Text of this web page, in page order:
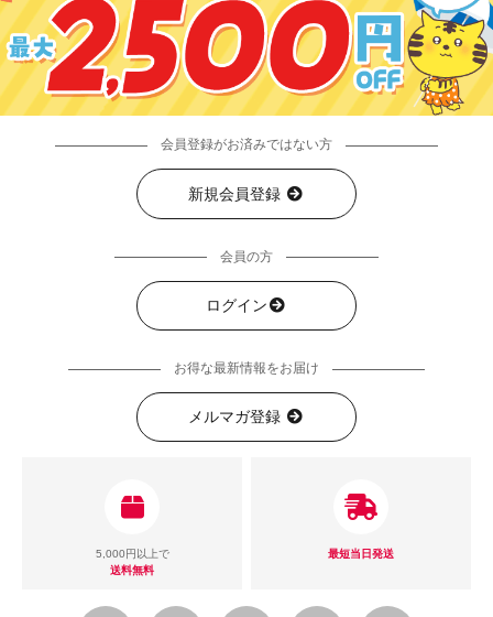
会員登録がお済みではない方
新規会員登録
会員の方
ログイン
お得な最新情報をお届け
メルマガ登録
5,000円以上で
送料無料
最短当日発送